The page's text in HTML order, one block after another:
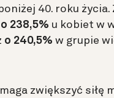
40. roku życia.
238,5% u kobiet w
o 240,5% w grupie
zwiększyć siłę